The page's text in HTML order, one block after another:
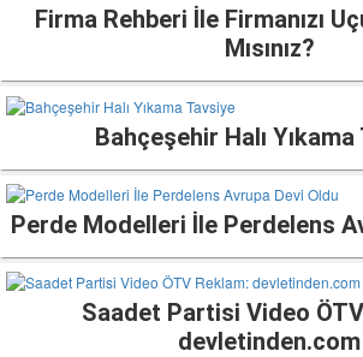
Firma Rehberi İle Firmanızı
Mısınız?
Bahçeşehir Halı
Perde Modelleri İle Perdelens
Saadet Partisi Video
devletinden.com